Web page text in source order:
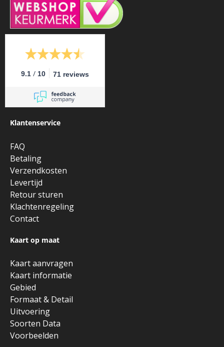
9.1 / 10 71 reviews
Klantenservice
FAQ
Betaling
Verzendkosten
Levertijd
Retour sturen
Klachtenregeling
Contact
Kaart op maat
Kaart aanvragen
Kaart informatie
Gebied
Formaat & Detail
Uitvoering
Soorten Data
Voorbeelden